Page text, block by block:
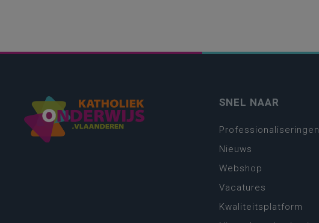
SNEL NAAR
Professionaliseringen
Nieuws
Webshop
Vacatures
Kwaliteitsplatform